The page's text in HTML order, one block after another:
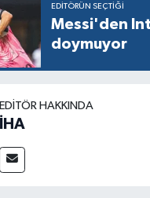
EDITÖRÜN SEÇTIĞI
Messi'den
doymuyor
EDITÖR HAKKINDA
İHA